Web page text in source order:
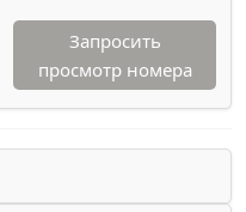
Запросить
просмотр номера